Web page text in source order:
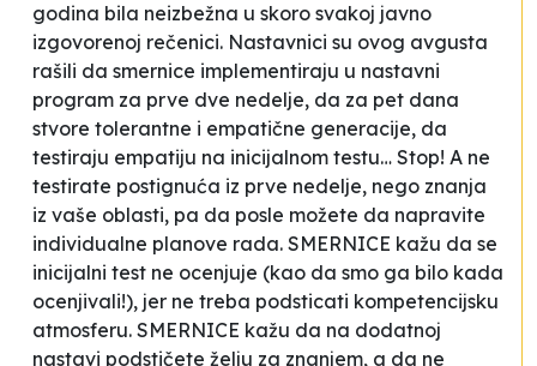
godina bila neizbežna u skoro svakoj javno
izgovorenoj rečenici. Nastavnici su ovog avgusta
rašili da smernice implementiraju u nastavni
program za prve dve nedelje, da za pet dana
stvore tolerantne i empatične generacije, da
testiraju empatiju na inicijalnom testu… Stop! A ne
testirate postignuća iz prve nedelje, nego znanja
iz vaše oblasti, pa da posle možete da napravite
individualne planove rada. SMERNICE kažu da se
inicijalni test ne ocenjuje (kao da smo ga bilo kada
ocenjivali!), jer ne treba podsticati kompetencijsku
atmosferu. SMERNICE kažu da na dodatnoj
nastavi podstičete želju za znanjem, a da ne